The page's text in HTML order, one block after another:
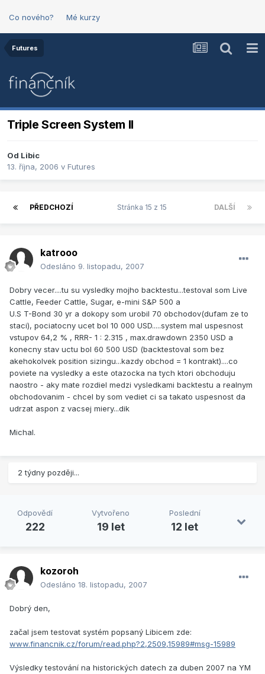
Co nového? Mé kurzy
Futures
Triple Screen System II
Od Libic
13. října, 2006 v Futures
PŘEDCHOZÍ DALŠÍ
Stránka 15 z 15
katrooo
Odesláno 9. listopadu, 2007
Dobry vecer....tu su vysledky mojho backtestu...testoval som Live
Cattle, Feeder Cattle, Sugar, e-mini S&P 500 a
U.S T-Bond 30 yr a dokopy som urobil 70 obchodov(dufam ze to
staci), pociatocny ucet bol 10 000 USD.....system mal uspesnost
vstupov 64,2 % , RRR- 1 : 2.315 , max.drawdown 2350 USD a
konecny stav uctu bol 60 500 USD (backtestoval som bez
akehokolvek position sizingu...kazdy obchod = 1 kontrakt)....co
poviete na vysledky a este otazocka na tych ktori obchoduju
naostro - aky mate rozdiel medzi vysledkami backtestu a realnym
obchodovanim - chcel by som vediet ci sa takato uspesnost da
udrzat aspon z vacsej miery...dik
Michal.
2 týdny později...
Odpovědí
222
Vytvořeno
19 let
Poslední
12 let
kozoroh
Odesláno 18. listopadu, 2007
Dobrý den,
začal jsem testovat systém popsaný Libicem zde:
www.financnik.cz/forum/read.php?2,2509,15989#msg-15989
Výsledky testování na historických datech za duben 2007 na YM